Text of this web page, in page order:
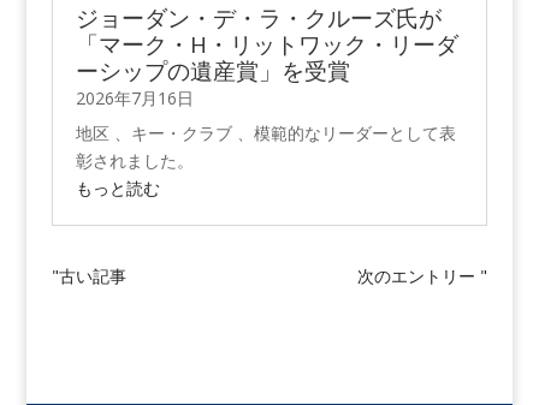
ジョーダン・デ・ラ・クルーズ氏が
「マーク・H・リットワック・リーダ
ーシップの遺産賞」を受賞
2026年7月16日
地区 、キー・クラブ 、模範的なリーダーとして表
彰されました。
もっと読む
"古い記事 次のエントリー "